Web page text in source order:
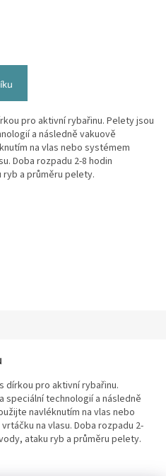
pro aktivní rybařinu. Pelety jsou
a následně vakuově
na vlas nebo systémem
Doba rozpadu 2-8 hodin
a průměru pelety.
dírkou pro aktivní rybařinu.
speciální technologií a následně
navléknutím na vlas nebo
na vlasu. Doba rozpadu 2-
ataku ryb a průměru pelety.